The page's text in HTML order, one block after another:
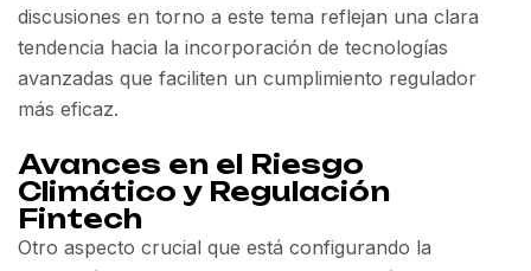
discusiones en torno a este tema reflejan una clara
tendencia hacia la incorporación de tecnologías
avanzadas que faciliten un cumplimiento regulador
más eficaz.
Avances en el Riesgo
Climático y Regulación
Fintech
Otro aspecto crucial que está configurando la